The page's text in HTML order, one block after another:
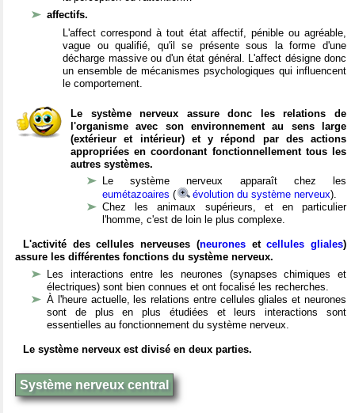
affectifs.
L'affect correspond à tout état affectif, pénible ou agréable,
vague ou qualifié, qu'il se présente sous la forme d'une
décharge massive ou d'un état général. L'affect désigne donc
un ensemble de mécanismes psychologiques qui influencent
le comportement.
Le système nerveux assure donc les relations de
l'organisme avec son environnement au sens large
(extérieur et intérieur) et y répond par des actions
appropriées en coordonant fonctionnellement tous les
autres systèmes.
Le système nerveux apparaît chez les
eumétazoaires ( évolution du système nerveux).
Chez les animaux supérieurs, et en particulier
l'homme, c'est de loin le plus complexe.
L'activité des cellules nerveuses (neuronesetcellules gliales)
assure les différentes fonctions du système nerveux.
Les interactions entre les neurones (synapses chimiques et
électriques) sont bien connues et ont focalisé les recherches.
À l'heure actuelle, les relations entre cellules gliales et neurones
sont de plus en plus étudiées et leurs interactions sont
essentielles au fonctionnement du système nerveux.
Le système nerveux est divisé en deux parties.
Système nerveux central